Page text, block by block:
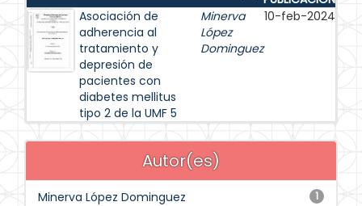
Asociación de
adherencia al
tratamiento y
depresión de
pacientes con
diabetes mellitus
tipo 2 de la UMF 5
Minerva
López
Dominguez
10-feb-2024
Autor(es)
1
Minerva López Dominguez